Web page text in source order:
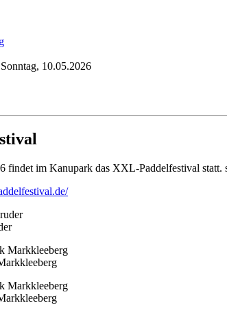
10.05.2026
findet im Kanupark das XXL-Paddelfestival statt.